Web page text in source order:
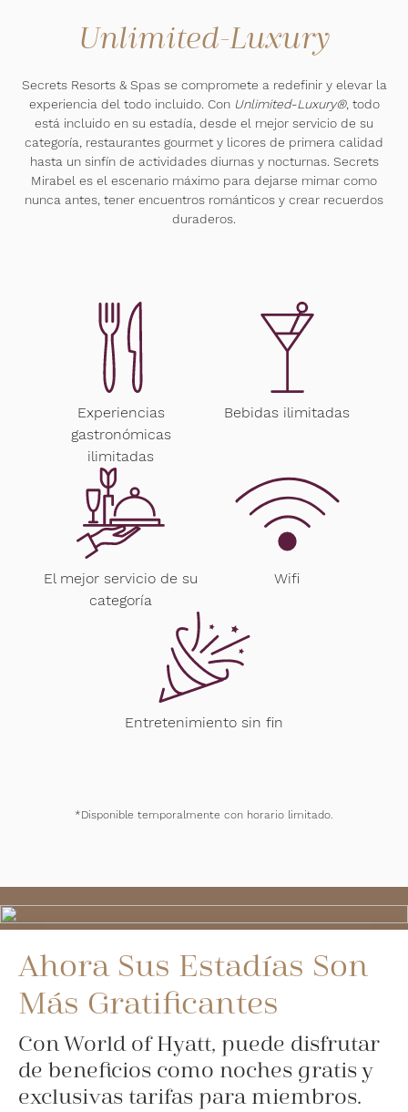
Unlimited-Luxury
Secrets Resorts & Spas se compromete a redefinir y elevar la
experiencia del todo incluido. Con Unlimited-Luxury®, todo
está incluido en su estadía, desde el mejor servicio de su
categoría, restaurantes gourmet y licores de primera calidad
hasta un sinfín de actividades diurnas y nocturnas. Secrets
Mirabel es el escenario máximo para dejarse mimar como
nunca antes, tener encuentros románticos y crear recuerdos
duraderos.
Experiencias
gastronómicas
ilimitadas
Bebidas ilimitadas
El mejor servicio de su
categoría
Wifi
Entretenimiento sin fin
*Disponible temporalmente con horario limitado.
Ahora Sus Estadías Son
Más Gratificantes
Con World of Hyatt, puede disfrutar
de beneficios como noches gratis y
exclusivas tarifas para miembros.